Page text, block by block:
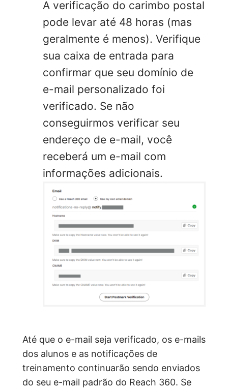
A verificação do carimbo postal
pode levar até 48 horas (mas
geralmente é menos). Verifique
sua caixa de entrada para
confirmar que seu domínio de
e-mail personalizado foi
verificado. Se não
conseguirmos verificar seu
endereço de e-mail, você
receberá um e-mail com
informações adicionais.
Até que o e-mail seja verificado, os e-mails
dos alunos e as notificações de
treinamento continuarão sendo enviados
do seu e-mail padrão do Reach 360. Se